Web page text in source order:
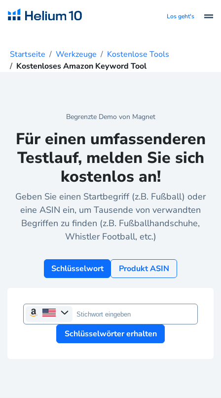
Los geht's
Startseite Werkzeuge
Kostenlose Tools
Kostenloses Amazon Keyword Tool
Begrenzte Demo von Magnet
Für einen umfassenderen
Testlauf, melden Sie sich
kostenlos an!
Geben Sie einen Startbegriff (z.B. Fußball) oder
eine ASIN ein, um Tausende von verwandten
Begriffen zu finden (z.B. Fußballhandschuhe,
Whistler Football, etc.)
Schlüsselwort Produkt ASIN
Amazon-Marktplatz
Schlüsselwörter erhalten